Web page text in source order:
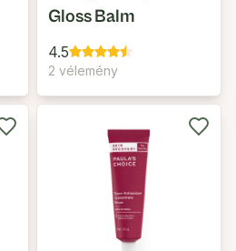
Gloss Balm
4.5
2 vélemény